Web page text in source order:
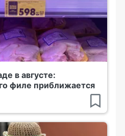
в августе:
филе приближается